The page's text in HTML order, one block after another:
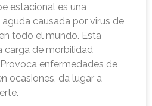
estacional es una
causada por virus de
todo el mundo. Esta
carga de morbilidad
enfermedades de
ocasiones, da lugar a